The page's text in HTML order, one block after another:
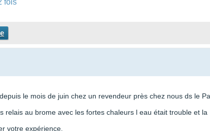
fois
le mois de juin chez un revendeur près chez nous ds le
relais au brome avec les fortes chaleurs l eau était trouble et la
votre expérience.